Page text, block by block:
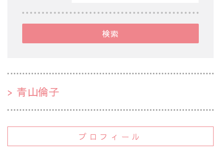
検索
青山倫子
プロフィール